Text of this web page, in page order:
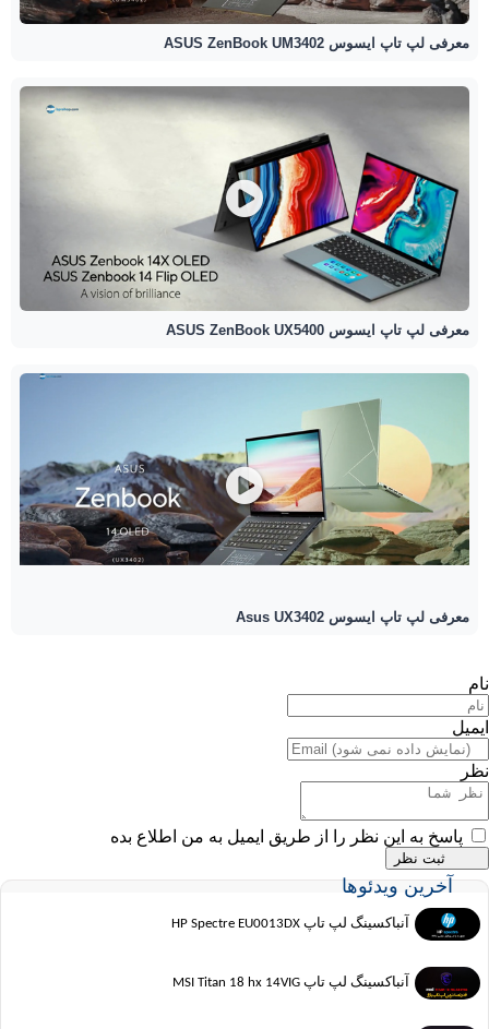
معرفی لپ تاپ ایسوس ASUS ZenBook UM3402
معرفی لپ تاپ ایسوس ASUS ZenBook UX5400
معرفی لپ تاپ ایسوس Asus UX3402
نام
ایمیل
نظر
پاسخ به این نظر را از طریق ایمیل به من اطلاع بده
آخرین ویدئوها
آنباکسینگ لپ تاپ HP Spectre EU0013DX
آنباکسینگ لپ تاپ MSI Titan 18 hx 14VIG